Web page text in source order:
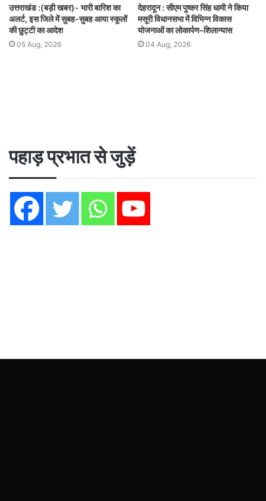
उत्तराखंड :(बड़ी खबर)- भारी बारिश का
अलर्ट, इस जिले में सुबह-सुबह आया स्कूलों
की छुट्टी का आदेश
05 Aug, 2026
देहरादून : सीएम पुष्कर सिंह धामी ने किया
मसूरी विधानसभा में विभिन्न विकास
योजनाओं का लोकार्पण–शिलान्यास
04 Aug, 2026
पहाड़ प्रभात से जुड़ें